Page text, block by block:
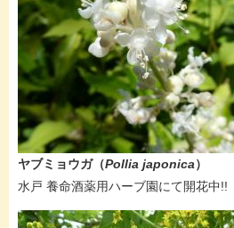
ヤブミョウガ（Pollia japonica）
水戸 養命酒薬用ハーブ園にて開花中!!